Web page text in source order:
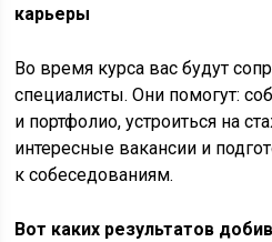
карьеры
Во время курса вас будут
специалисты. Они помогут:
и портфолио, устроиться на
интересные вакансии и
к собеседованиям.
Вот каких результатов